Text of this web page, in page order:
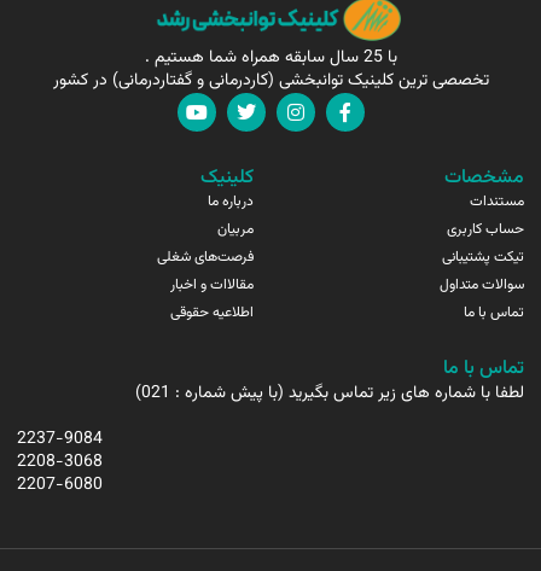
با 25 سال سابقه همراه شما هستیم .
تخصصی ترین کلینیک توانبخشی (کاردرمانی و گفتاردرمانی) در کشور
مشخصات
مستندات
حساب کاربری
تیکت پشتیبانی
سوالات متداول
تماس با ما
کلینیک
درباره ما
مربیان
فرصت‌های شغلی
مقالاات و اخبار
اطلاعیه حقوقی
تماس با ما
لطفا با شماره های زیر تماس بگیرید (با پیش شماره : 021)
2237-9084
2208-3068
2207-6080